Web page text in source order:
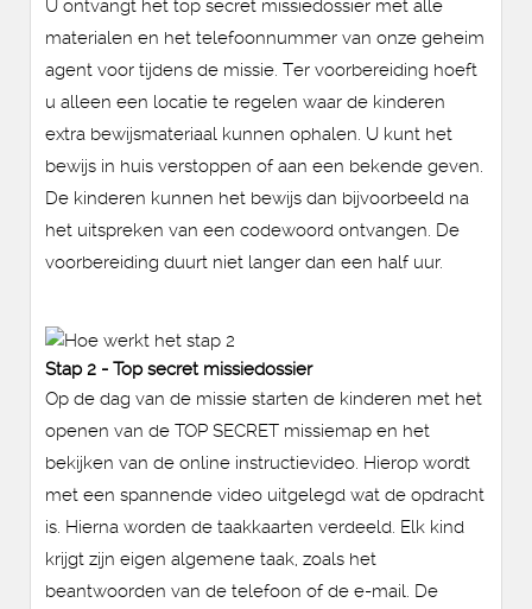
U ontvangt het top secret missiedossier met alle
materialen en het telefoonnummer van onze geheim
agent voor tijdens de missie. Ter voorbereiding hoeft
u alleen een locatie te regelen waar de kinderen
extra bewijsmateriaal kunnen ophalen. U kunt het
bewijs in huis verstoppen of aan een bekende geven.
De kinderen kunnen het bewijs dan bijvoorbeeld na
het uitspreken van een codewoord ontvangen. De
voorbereiding duurt niet langer dan een half uur.
Stap 2 - Top secret missiedossier
Op de dag van de missie starten de kinderen met het
openen van de TOP SECRET missiemap en het
bekijken van de online instructievideo. Hierop wordt
met een spannende video uitgelegd wat de opdracht
is. Hierna worden de taakkaarten verdeeld. Elk kind
krijgt zijn eigen algemene taak, zoals het
beantwoorden van de telefoon of de e-mail. De